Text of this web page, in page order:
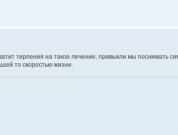
терпения на такое лечение, привыкли мы поснимать
то скоростью жизни.